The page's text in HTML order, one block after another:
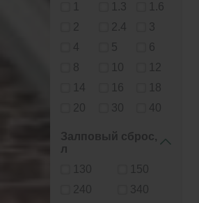
1.3
1.6
2
2.4
3
4
5
6
8
10
12
14
16
18
20
30 40
Залповый сброс,
л
130
150
240
340